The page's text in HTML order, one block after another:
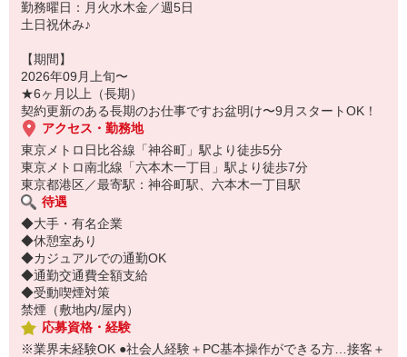
勤務曜日：月火水木金／週5日
土日祝休み♪
【期間】
2026年09月上旬〜
★6ヶ月以上（長期）
契約更新のある長期のお仕事ですお盆明け〜9月スタートOK！
アクセス・勤務地
東京メトロ日比谷線「神谷町」駅より徒歩5分
東京メトロ南北線「六本木一丁目」駅より徒歩7分
東京都港区／最寄駅：神谷町駅、六本木一丁目駅
待遇
◆大手・有名企業
◆休憩室あり
◆カジュアルでの通勤OK
◆通勤交通費全額支給
◆受動喫煙対策
禁煙（敷地内/屋内）
応募資格・経験
※業界未経験OK ●社会人経験＋PC基本操作ができる方…接客＋